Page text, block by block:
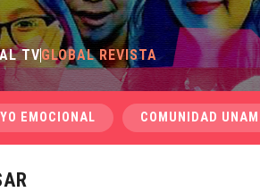
TVGLOBAL REVISTA
EMOCIONAL COMUNIDAD UNAM